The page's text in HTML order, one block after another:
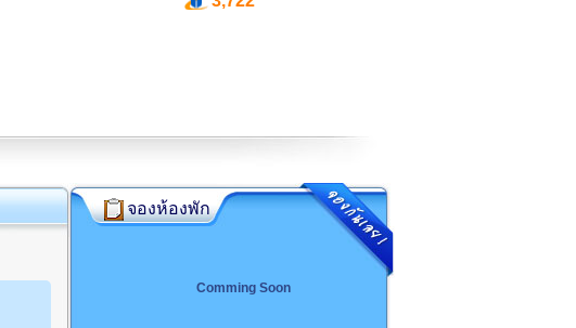
จองห้องพัก
Comming Soon